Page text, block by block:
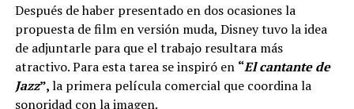
Después de haber presentado en dos ocasiones la
propuesta de film en versión muda, Disney tuvo la idea
de adjuntarle para que el trabajo resultara más
atractivo. Para esta tarea se inspiró en “El cantante de
Jazz”,la primera película comercial que coordina la
sonoridad con la imagen.